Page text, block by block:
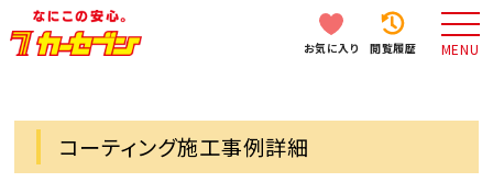
お気に入り 閲覧履歴 MENU
コーティング施工事例詳細